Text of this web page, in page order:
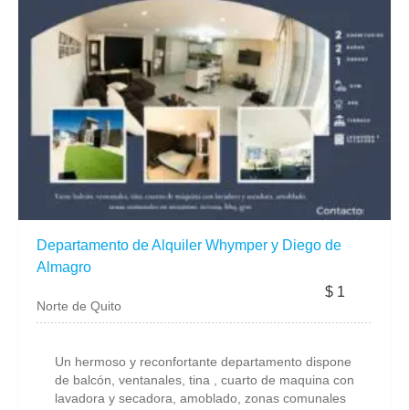
Departamento de Alquiler Whymper y Diego de
Almagro
$ 1
Norte de Quito
Un hermoso y reconfortante departamento dispone
de balcón, ventanales, tina , cuarto de maquina con
lavadora y secadora, amoblado, zonas comunales